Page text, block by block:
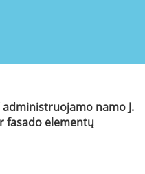
administruojamo namo J.
fasado elementų